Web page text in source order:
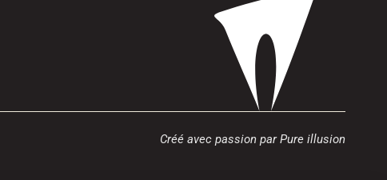
Créé avec passion par Pure illusion